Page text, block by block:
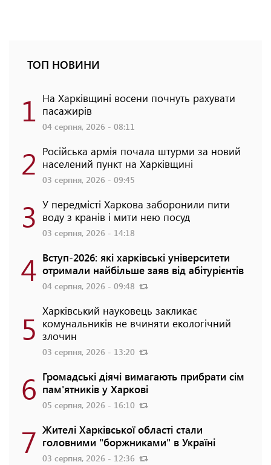
ТОП НОВИНИ
1 На Харківщині восени почнуть рахувати
пасажирів
04 серпня, 2026 - 08:11
2 Російська армія почала штурми за новий
населений пункт на Харківщині
03 серпня, 2026 - 09:45
3 У передмісті Харкова заборонили пити
воду з кранів і мити нею посуд
03 серпня, 2026 - 14:18
4 Вступ-2026: які харківські університети
отримали найбільше заяв від абітурієнтів
04 серпня, 2026 - 09:48
5 Харківський науковець закликає
комунальників не вчиняти екологічний
злочин
03 серпня, 2026 - 13:20
6 Громадські діячі вимагають прибрати сім
пам'ятників у Харкові
05 серпня, 2026 - 16:10
7 Жителі Харківської області стали
головними "боржниками" в Україні
03 серпня, 2026 - 12:36